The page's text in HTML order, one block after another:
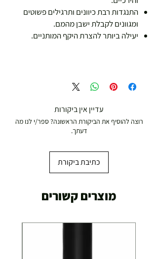
התנגדות רבת כיוונים ותרגילים פשוטים
ומגוונים לקבלת ישבן מהמם.
יעילה ביותר להצרת היקף המותניים.
עדיין אין ביקורות
רוצה להוסיף את הביקורת הראשונה? ספר/י לנו מה
דעתך.
כתיבת ביקורת
מוצרים קשורים